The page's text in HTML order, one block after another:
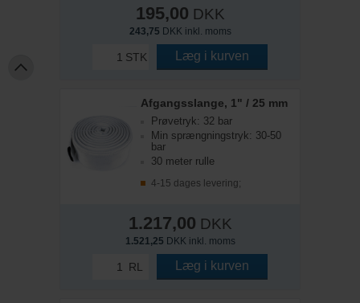
195,00 DKK
243,75 DKK inkl. moms
STK Læg i kurven
Afgangsslange, 1" / 25 mm
Prøvetryk: 32 bar
Min sprængningstryk: 30-50
bar
30 meter rulle
4-15 dages levering;
1.217,00 DKK
1.521,25 DKK inkl. moms
RL Læg i kurven